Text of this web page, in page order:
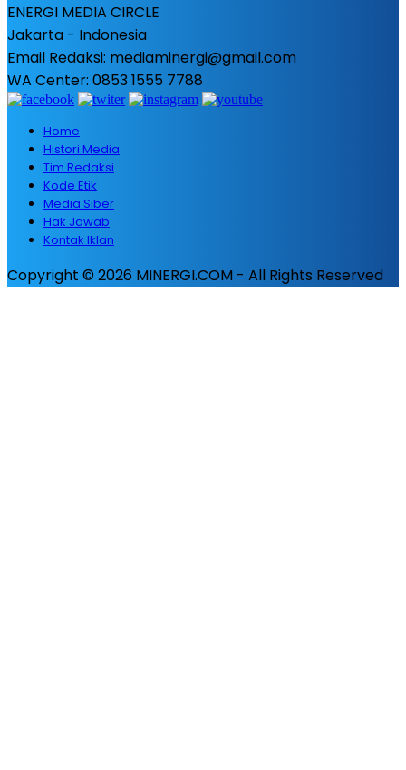
ENERGI MEDIA CIRCLE
Jakarta - Indonesia
Email Redaksi: mediaminergi@gmail.com
WA Center: 0853 1555 7788
Home
Histori Media
Tim Redaksi
Kode Etik
Media Siber
Hak Jawab
Kontak Iklan
Copyright © 2026 MINERGI.COM - All Rights Reserved